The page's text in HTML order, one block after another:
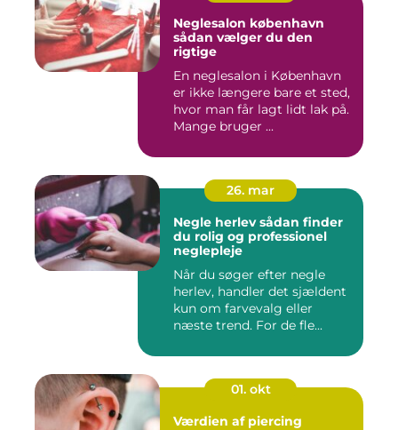
Neglesalon københavn
sådan vælger du den
rigtige
En neglesalon i København
er ikke længere bare et sted,
hvor man får lagt lidt lak på.
Mange bruger ...
26. mar
Negle herlev sådan finder
du rolig og professionel
neglepleje
Når du søger efter negle
herlev, handler det sjældent
kun om farvevalg eller
næste trend. For de fle...
01. okt
Værdien af piercing